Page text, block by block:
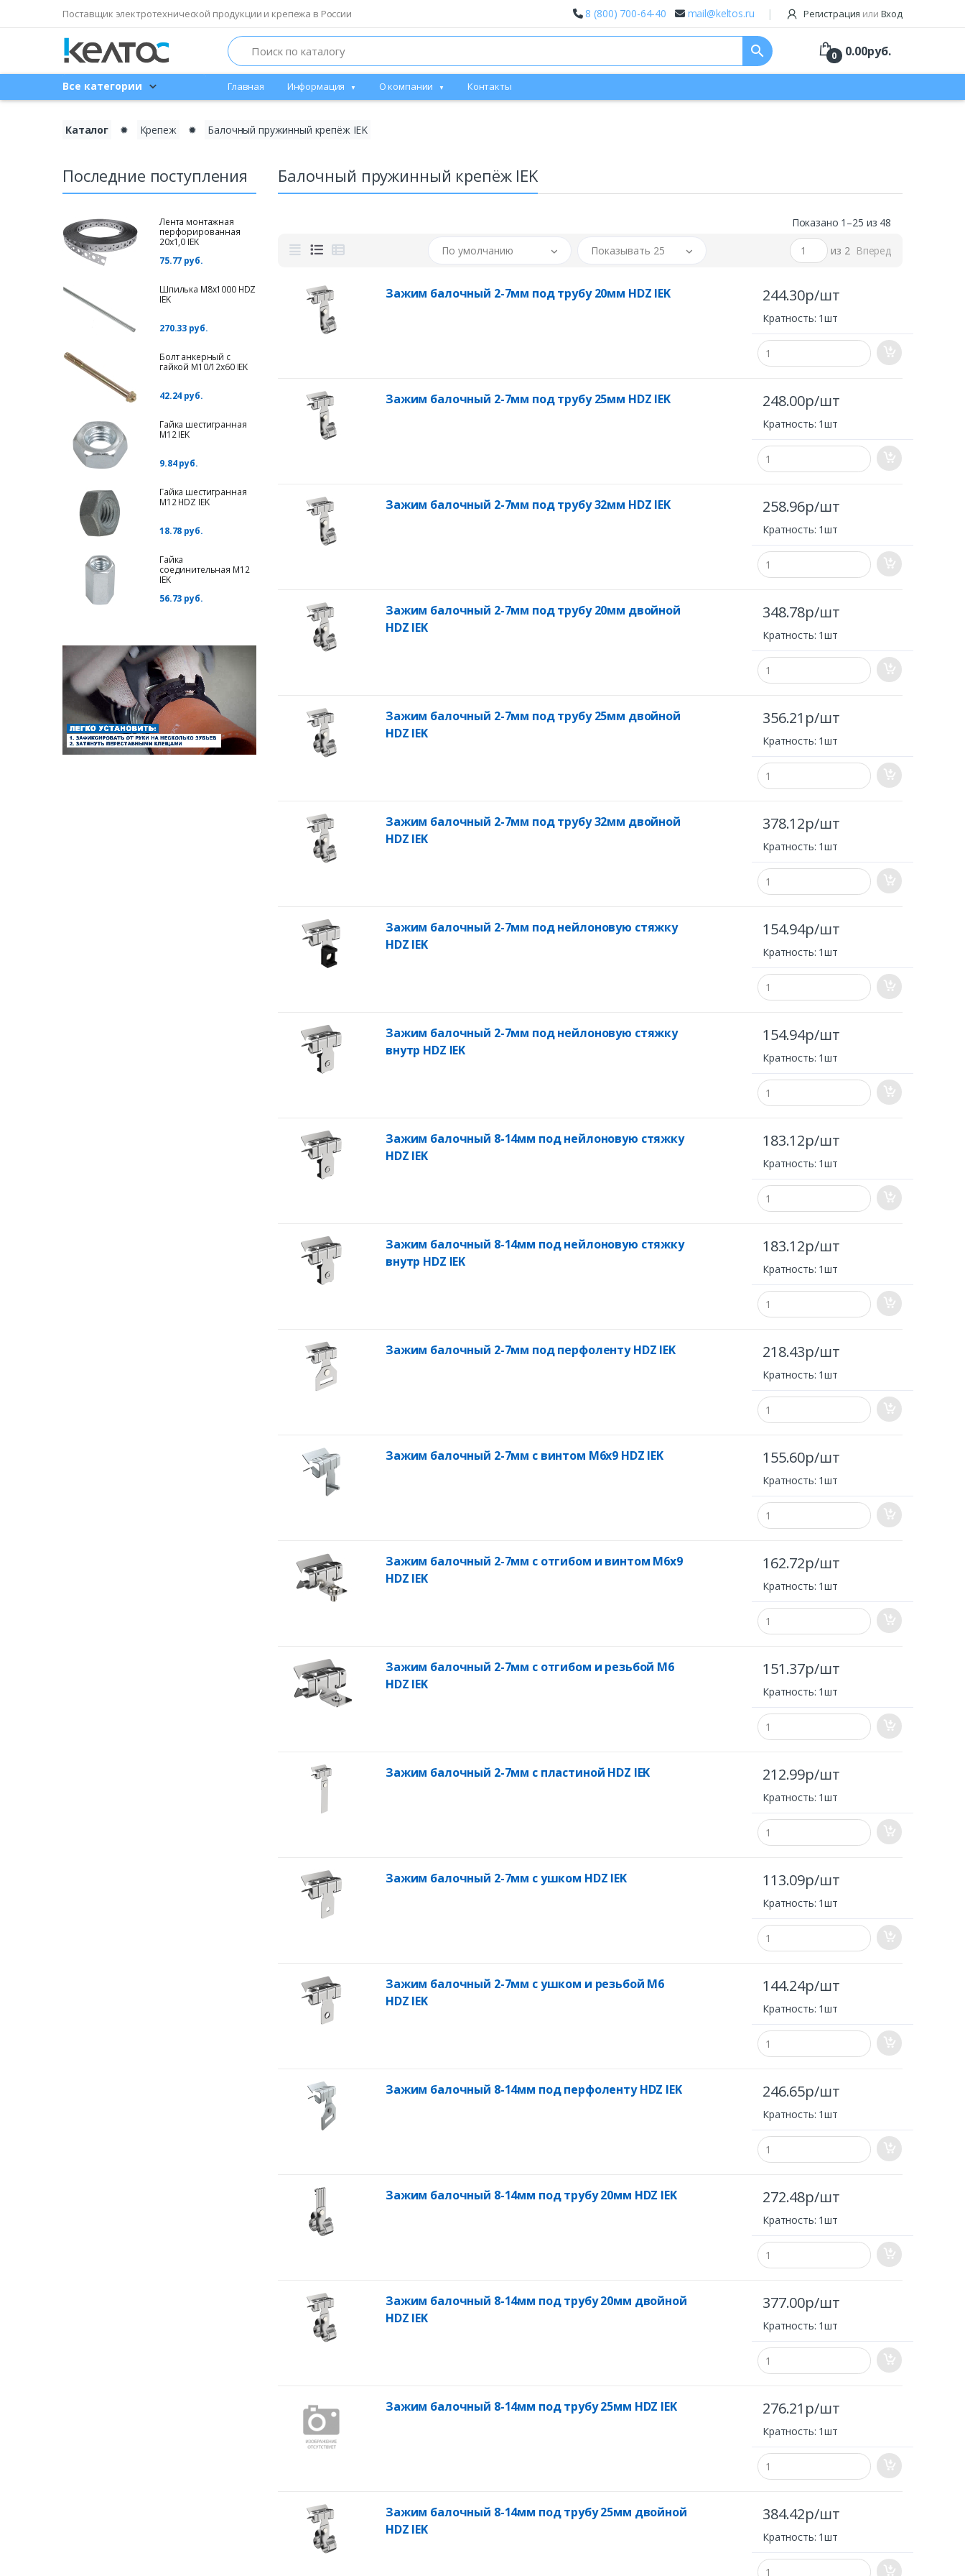
Поставщик электротехнической продукции и крепежа в России 8 (800) 700-64-40 mail@keltos.ru Регистрация или Вход
Search search 0 0.00руб.
Все категории Главная Информация О компании Контакты
Каталог ✹ Крепеж ✹ Балочный пружинный крепёж IEK
Последние поступления
Лента монтажная
перфорированная
20х1,0 IEK
75.77 руб.
Шпилька М8х1000 HDZ
IEK
270.33 руб.
Болт анкерный с
гайкой М10/12х60 IEK
42.24 руб.
Гайка шестигранная
М12 IEK
9.84 руб.
Гайка шестигранная
М12 HDZ IEK
18.78 руб.
Гайка
соединительная М12
IEK
56.73 руб.
Балочный пружинный крепёж IEK
Показано 1–25 из 48
По умолчанию Показывать 25 из 2 Вперед
Зажим балочный 2-7мм под трубу 20мм HDZ IEK 244.30р/шт
Кратность: 1шт
Зажим балочный 2-7мм под трубу 25мм HDZ IEK 248.00р/шт
Кратность: 1шт
Зажим балочный 2-7мм под трубу 32мм HDZ IEK 258.96р/шт
Кратность: 1шт
Зажим балочный 2-7мм под трубу 20мм двойной
HDZ IEK
348.78р/шт
Кратность: 1шт
Зажим балочный 2-7мм под трубу 25мм двойной
HDZ IEK
356.21р/шт
Кратность: 1шт
Зажим балочный 2-7мм под трубу 32мм двойной
HDZ IEK
378.12р/шт
Кратность: 1шт
Зажим балочный 2-7мм под нейлоновую стяжку
HDZ IEK
154.94р/шт
Кратность: 1шт
Зажим балочный 2-7мм под нейлоновую стяжку
внутр HDZ IEK
154.94р/шт
Кратность: 1шт
Зажим балочный 8-14мм под нейлоновую стяжку
HDZ IEK
183.12р/шт
Кратность: 1шт
Зажим балочный 8-14мм под нейлоновую стяжку
внутр HDZ IEK
183.12р/шт
Кратность: 1шт
Зажим балочный 2-7мм под перфоленту HDZ IEK 218.43р/шт
Кратность: 1шт
Зажим балочный 2-7мм с винтом М6х9 HDZ IEK 155.60р/шт
Кратность: 1шт
Зажим балочный 2-7мм с отгибом и винтом М6х9
HDZ IEK
162.72р/шт
Кратность: 1шт
Зажим балочный 2-7мм с отгибом и резьбой М6
HDZ IEK
151.37р/шт
Кратность: 1шт
Зажим балочный 2-7мм с пластиной HDZ IEK 212.99р/шт
Кратность: 1шт
Зажим балочный 2-7мм с ушком HDZ IEK 113.09р/шт
Кратность: 1шт
Зажим балочный 2-7мм с ушком и резьбой М6
HDZ IEK
144.24р/шт
Кратность: 1шт
Зажим балочный 8-14мм под перфоленту HDZ IEK 246.65р/шт
Кратность: 1шт
Зажим балочный 8-14мм под трубу 20мм HDZ IEK 272.48р/шт
Кратность: 1шт
Зажим балочный 8-14мм под трубу 20мм двойной
HDZ IEK
377.00р/шт
Кратность: 1шт
Зажим балочный 8-14мм под трубу 25мм HDZ IEK 276.21р/шт
Кратность: 1шт
Зажим балочный 8-14мм под трубу 25мм двойной
HDZ IEK
384.42р/шт
Кратность: 1шт